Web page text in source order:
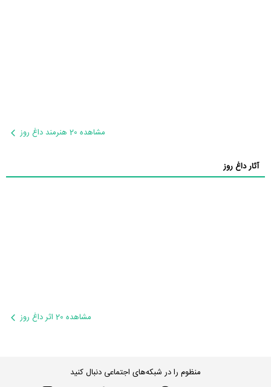
مشاهده 20 هنرمند داغ روز
آثار داغ روز
مشاهده 20 اثر داغ روز
منظوم را در شبکه‌های اجتماعی دنبال کنید